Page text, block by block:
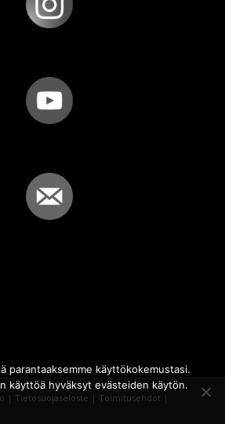
| Tietosuojaseloste | Toimitusehdot |
parantaaksemme käyttökokemustasi.
käyttöä hyväksyt evästeiden käytön.